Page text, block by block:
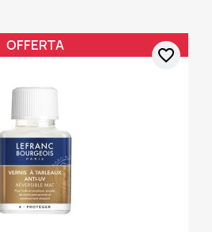
OFFERTA
favorite_border